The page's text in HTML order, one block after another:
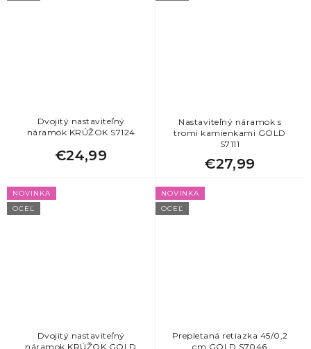
Dvojitý nastaviteľný
náramok KRÚŽOK S7124
€24,99
Nastaviteľný náramok s
tromi kamienkami GOLD
S7111
€27,99
NOVINKA
OCEĽ
Dvojitý nastaviteľný
náramok KRÚŽOK GOLD
NOVINKA
OCEĽ
Prepletaná retiazka 45/0,2
cm GOLD S7046